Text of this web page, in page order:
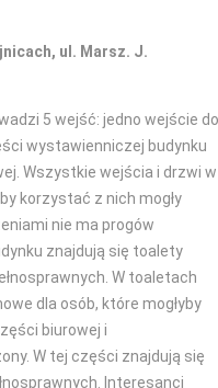
ul. Marsz. J.
5 wejść: jedno wejście do
wystawienniczej budynku
Wszystkie wejścia i drzwi w
korzystać z nich mogły
nie ma progów
znajdują się toalety
W toaletach
dla osób, które mogłyby
biurowej i
W tej części znajdują się
Interesanci